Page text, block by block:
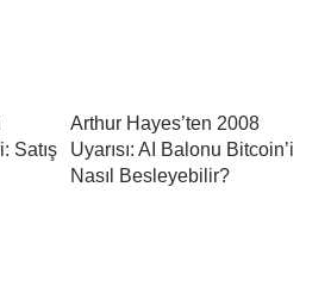
Satış
Arthur Hayes’ten 2008
Uyarısı: AI Balonu Bitcoin’i
Nasıl Besleyebilir?